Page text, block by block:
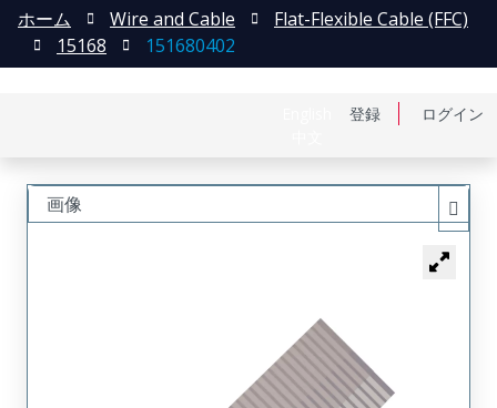
登録 ログイン
ホーム Wire and Cable
Flat-Flexible Cable (FFC)
15168
151680402
画像